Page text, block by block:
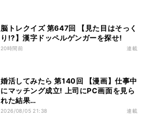
脳トレクイズ 第647回 【見た目はそっく
り!?】漢字ドッペルゲンガーを探せ!
20時間前 連載
婚活してみたら 第140回 【漫画】仕事中
にマッチング成立! 上司にPC画面を見ら
れた結果…
2026/08/05 21:38 連載